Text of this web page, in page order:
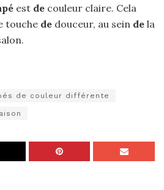
est de couleur claire. Cela
touche de douceur, au sein de la
de couleur différente